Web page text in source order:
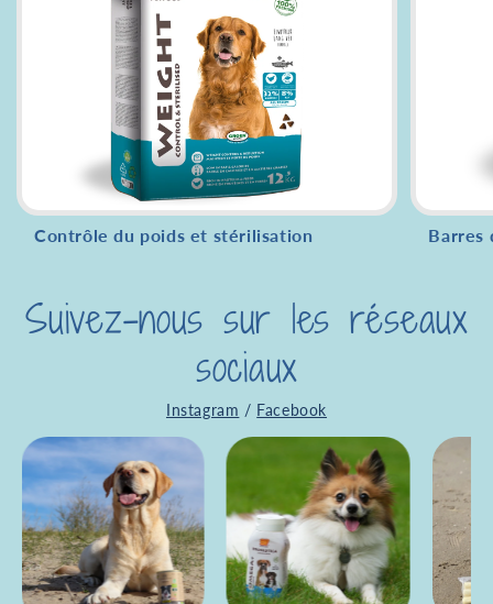
Contrôle du poids et stérilisation Barres
Suivez-nous sur les réseaux
sociaux
Instagram / Facebook